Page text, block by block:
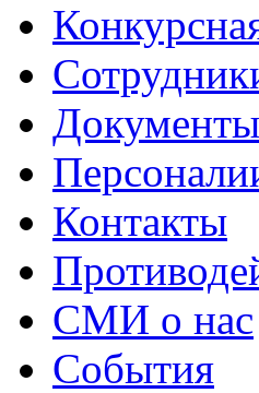
Документы
Контакты
СМИ о нас
События